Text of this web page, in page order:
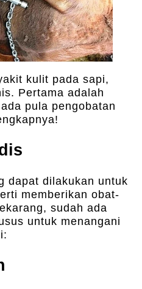
kulit pada sapi,
Pertama adalah
pula pengobatan
dapat dilakukan untuk
memberikan obat-
sudah ada
untuk menangani